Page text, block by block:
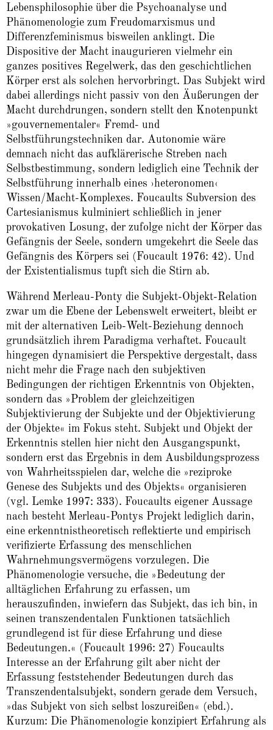
Lebensphilosophie über die Psychoanalyse und
Phänomenologie zum Freudomarxismus und
Differenzfeminismus bisweilen anklingt. Die
Dispositive der Macht inaugurieren vielmehr ein
ganzes positives Regelwerk, das den geschichtlichen
Körper erst als solchen hervorbringt. Das Subjekt wird
dabei allerdings nicht passiv von den Äußerungen der
Macht durchdrungen, sondern stellt den Knotenpunkt
»gouvernementaler« Fremd- und
Selbstführungstechniken dar. Autonomie wäre
demnach nicht das aufklärerische Streben nach
Selbstbestimmung, sondern lediglich eine Technik der
Selbstführung innerhalb eines ›heteronomen‹
Wissen/Macht-Komplexes. Foucaults Subversion des
Cartesianismus kulminiert schließlich in jener
provokativen Losung, der zufolge nicht der Körper das
Gefängnis der Seele, sondern umgekehrt die Seele das
Gefängnis des Körpers sei (Foucault 1976: 42). Und
der Existentialismus tupft sich die Stirn ab.
Während Merleau-Ponty die Subjekt-Objekt-Relation
zwar um die Ebene der Lebenswelt erweitert, bleibt er
mit der alternativen Leib-Welt-Beziehung dennoch
grundsätzlich ihrem Paradigma verhaftet. Foucault
hingegen dynamisiert die Perspektive dergestalt, dass
nicht mehr die Frage nach den subjektiven
Bedingungen der richtigen Erkenntnis von Objekten,
sondern das »Problem der gleichzeitigen
Subjektivierung der Subjekte und der Objektivierung
der Objekte« im Fokus steht. Subjekt und Objekt der
Erkenntnis stellen hier nicht den Ausgangspunkt,
sondern erst das Ergebnis in dem Ausbildungsprozess
von Wahrheitsspielen dar, welche die »reziproke
Genese des Subjekts und des Objekts« organisieren
(vgl. Lemke 1997: 333). Foucaults eigener Aussage
nach besteht Merleau-Pontys Projekt lediglich darin,
eine erkenntnistheoretisch reflektierte und empirisch
verifizierte Erfassung des menschlichen
Wahrnehmungsvermögens vorzulegen. Die
Phänomenologie versuche, die »Bedeutung der
alltäglichen Erfahrung zu erfassen, um
herauszufinden, inwiefern das Subjekt, das ich bin, in
seinen transzendentalen Funktionen tatsächlich
grundlegend ist für diese Erfahrung und diese
Bedeutungen.« (Foucault 1996: 27) Foucaults
Interesse an der Erfahrung gilt aber nicht der
Erfassung feststehender Bedeutungen durch das
Transzendentalsubjekt, sondern gerade dem Versuch,
»das Subjekt von sich selbst loszureißen« (ebd.).
Kurzum: Die Phänomenologie konzipiert Erfahrung als